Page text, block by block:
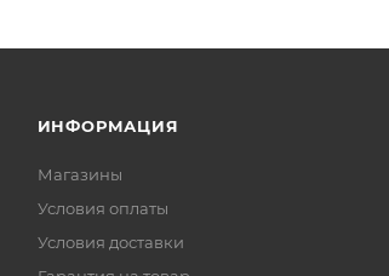
ИНФОРМАЦИЯ
Магазины
Условия оплаты
Условия доставки